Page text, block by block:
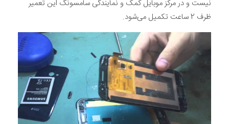
نیست و در مرکز موبایل کمک و نمایندگی سامسونگ این تعمیر
ظرف 2 ساعت تکمیل می‌شود.